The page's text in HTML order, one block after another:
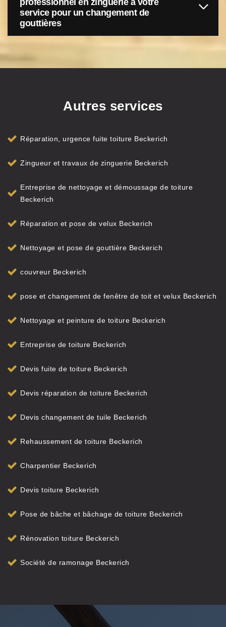
professionnel en zinguerie à votre
service pour un changement de
gouttières
Autres services
Réparation, urgence fuite toiture Beckerich
Zingueur et travaux de zinguerie Beckerich
Entreprise de nettoyage et démoussage de toiture
Beckerich
Réparation et pose de velux Beckerich
Nettoyage et pose de gouttière Beckerich
couvreur Beckerich
pose et changement de fenêtre de toit et velux Beckerich
Nettoyage et peinture de toiture Beckerich
Entreprise de toiture Beckerich
Devis fuite de toiture Beckerich
Devis réparation de toiture Beckerich
Devis changement de tuile Beckerich
Rehaussement de toiture Beckerich
Charpentier Beckerich
Devis toiture Beckerich
Pose de bâche et bâchage de toiture Beckerich
Rénovation toiture Beckerich
Société de ramonage Beckerich